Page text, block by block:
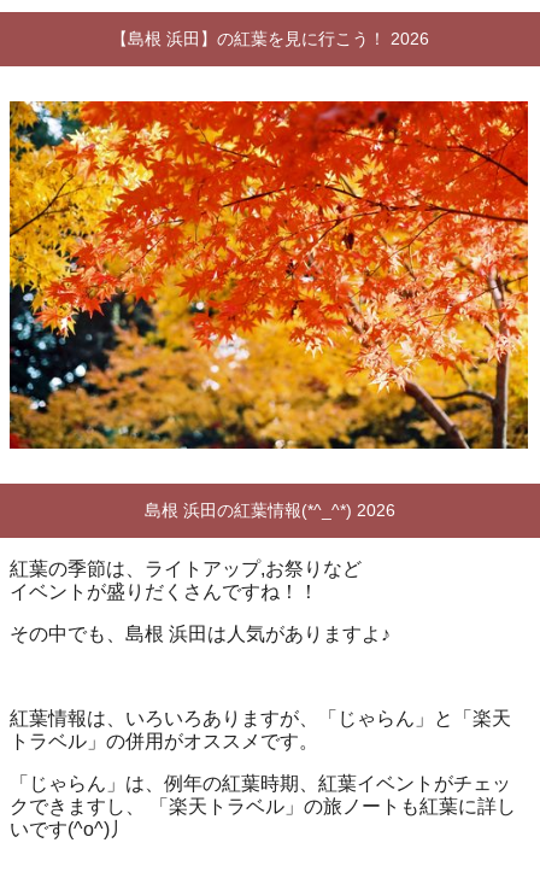
【島根 浜田】の紅葉を見に行こう！ 2026
島根 浜田の紅葉情報(*^_^*) 2026
紅葉の季節は、ライトアップ,お祭りなど
イベントが盛りだくさんですね！！
その中でも、島根 浜田は人気がありますよ♪
紅葉情報は、いろいろありますが、「じゃらん」と「楽天
トラベル」の併用がオススメです。
「じゃらん」は、例年の紅葉時期、紅葉イベントがチェッ
クできますし、 「楽天トラベル」の旅ノートも紅葉に詳し
いです(^o^)丿